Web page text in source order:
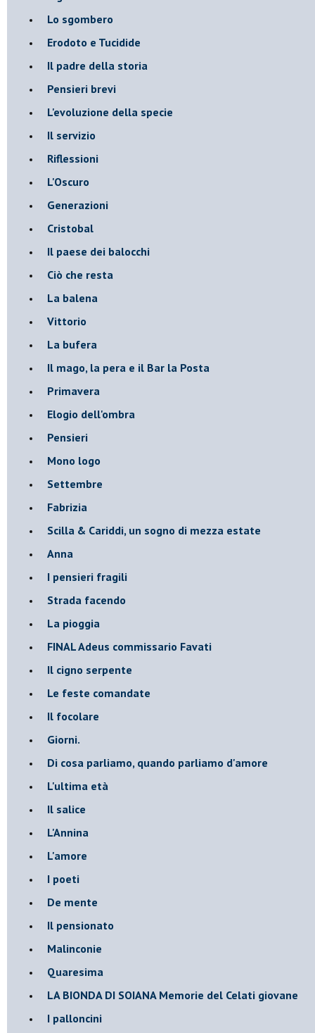
Lo sgombero
Erodoto e Tucidide
Il padre della storia
Pensieri brevi
L'evoluzione della specie
Il servizio
Riflessioni
L'Oscuro
Generazioni
Cristobal
Il paese dei balocchi
Ciò che resta
La balena
Vittorio
La bufera
Il mago, la pera e il Bar la Posta
Primavera
Elogio dell'ombra
Pensieri
Mono logo
Settembre
Fabrizia
​Scilla & Cariddi, un sogno di mezza estate
Anna
I pensieri fragili
Strada facendo
La pioggia
FINAL Adeus commissario Favati
Il cigno serpente
Le feste comandate
Il focolare
Giorni.
Di cosa parliamo, quando parliamo d'amore
L'ultima età
Il salice
L'Annina
L'amore
I poeti
De mente
Il pensionato
Malinconie
Quaresima
LA BIONDA DI SOIANA Memorie del Celati giovane
I palloncini